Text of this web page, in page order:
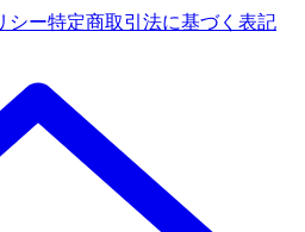
シー特定商取引法に基づく表記